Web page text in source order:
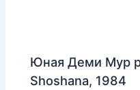
Юная Деми Мур
Shoshana, 1984